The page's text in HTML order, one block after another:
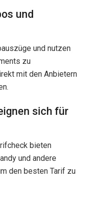
und
und nutzen
zu
mit den Anbietern
sich für
bieten
und andere
den besten Tarif zu